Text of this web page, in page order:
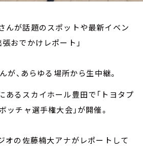
んが話題のスポットや最新イベン
おでかけレポート」
、あらゆる場所から生中継。
あるスカイホール豊田で「トヨタプ
ッチャ選手権大会」が開催。
オの佐藤楠大アナがレポートして